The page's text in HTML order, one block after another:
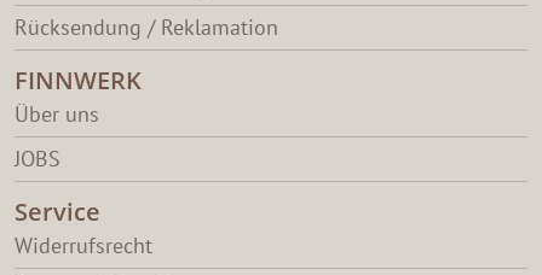
Rücksendung / Reklamation
FINNWERK
Über uns
JOBS
Service
Widerrufsrecht